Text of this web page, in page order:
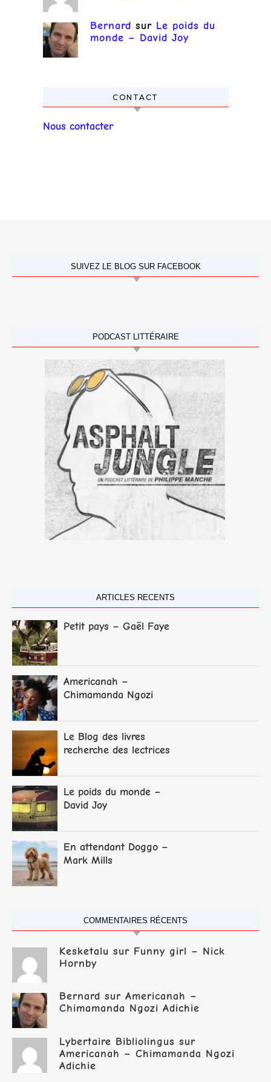
Bernard sur Le poids du
monde – David Joy
CONTACT
Nous contacter
SUIVEZ LE BLOG SUR FACEBOOK
PODCAST LITTÉRAIRE
ARTICLES RECENTS
Petit pays – Gaël Faye
Americanah –
Chimamanda Ngozi
Le Blog des livres
recherche des lectrices
Le poids du monde –
David Joy
En attendant Doggo –
Mark Mills
COMMENTAIRES RÉCENTS
Kesketalu sur Funny girl – Nick
Hornby
Bernard sur Americanah –
Chimamanda Ngozi Adichie
Lybertaire Bibliolingus sur
Americanah – Chimamanda Ngozi
Adichie